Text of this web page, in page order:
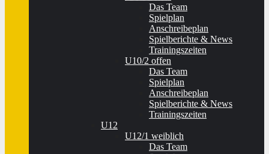
Das Team
Spielplan
Anschreibeplan
Spielberichte & News
Trainingszeiten
U10/2 offen
Das Team
Spielplan
Anschreibeplan
Spielberichte & News
Trainingszeiten
U12
U12/1 weiblich
Das Team